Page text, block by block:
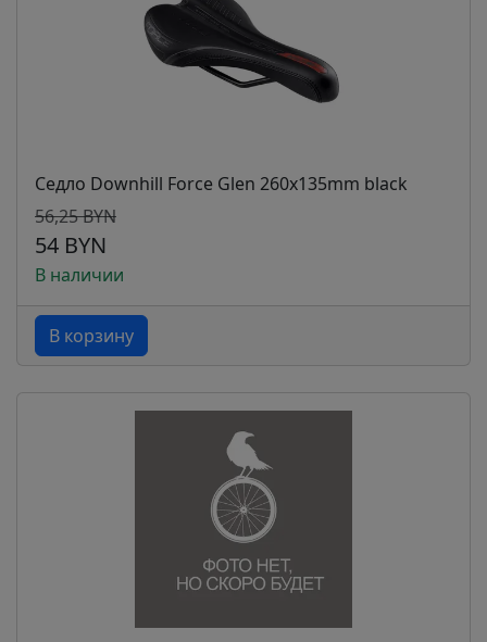
Седло Downhill Force Glen 260x135mm black
56,25 BYN
54 BYN
В наличии
В корзину